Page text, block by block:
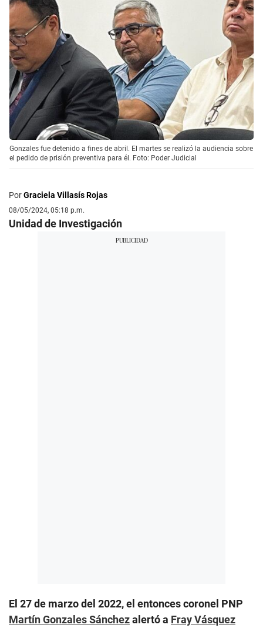
Gonzales fue detenido a fines de abril. El martes se realizó la audiencia sobre
el pedido de prisión preventiva para él. Foto: Poder Judicial
PorGraciela Villasís Rojas
08/05/2024, 05:18 p.m.
Unidad de Investigación
El 27 de marzo del 2022, el entonces coronel PNP
Martín Gonzales Sánchezalertó a Fray Vásquez